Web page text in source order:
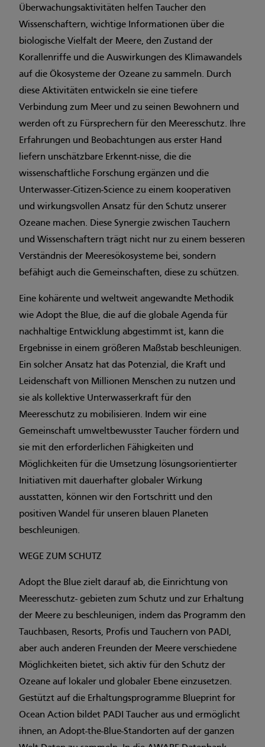
Überwachungsaktivitäten helfen Taucher den
Wissenschaftern, wichtige Informationen über die
biologische Vielfalt der Meere, den Zustand der
Korallenriffe und die Auswirkungen des Klimawandels
auf die Ökosysteme der Ozeane zu sammeln. Durch
diese Aktivitäten entwickeln sie eine tiefere
Verbindung zum Meer und zu seinen Bewohnern und
werden oft zu Fürsprechern für den Meeresschutz. Ihre
Erfahrungen und Beobachtungen aus erster Hand
liefern unschätzbare Erkennt-nisse, die die
wissenschaftliche Forschung ergänzen und die
Unterwasser-Citizen-Science zu einem kooperativen
und wirkungsvollen Ansatz für den Schutz unserer
Ozeane machen. Diese Synergie zwischen Tauchern
und Wissenschaftern trägt nicht nur zu einem besseren
Verständnis der Meeresökosysteme bei, sondern
befähigt auch die Gemeinschaften, diese zu schützen.
Eine kohärente und weltweit angewandte Methodik
wie Adopt the Blue, die auf die globale Agenda für
nachhaltige Entwicklung abgestimmt ist, kann die
Ergebnisse in einem größeren Maßstab beschleunigen.
Ein solcher Ansatz hat das Potenzial, die Kraft und
Leidenschaft von Millionen Menschen zu nutzen und
sie als kollektive Unterwasserkraft für den
Meeresschutz zu mobilisieren. Indem wir eine
Gemeinschaft umweltbewusster Taucher fördern und
sie mit den erforderlichen Fähigkeiten und
Möglichkeiten für die Umsetzung lösungsorientierter
Initiativen mit dauerhafter globaler Wirkung
ausstatten, können wir den Fortschritt und den
positiven Wandel für unseren blauen Planeten
beschleunigen.
WEGE ZUM SCHUTZ
Adopt the Blue zielt darauf ab, die Einrichtung von
Meeresschutz- gebieten zum Schutz und zur Erhaltung
der Meere zu beschleunigen, indem das Programm den
Tauchbasen, Resorts, Profis und Tauchern von PADI,
aber auch anderen Freunden der Meere verschiedene
Möglichkeiten bietet, sich aktiv für den Schutz der
Ozeane auf lokaler und globaler Ebene einzusetzen.
Gestützt auf die Erhaltungsprogramme Blueprint for
Ocean Action bildet PADI Taucher aus und ermöglicht
ihnen, an Adopt-the-Blue-Standorten auf der ganzen